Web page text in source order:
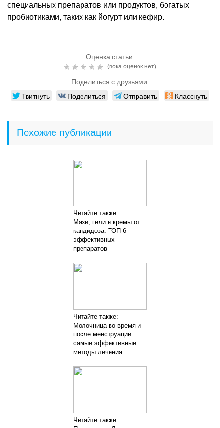
специальных препаратов или продуктов, богатых
пробиотиками, таких как йогурт или кефир.
Оценка статьи:
(пока оценок нет)
Поделиться с друзьями:
Твитнуть Поделиться Отправить Класснуть
Похожие публикации
Читайте также:
Мази, гели и кремы от
кандидоза: ТОП-6
эффективных
препаратов
Читайте также:
Молочница во время и
после менструации:
самые эффективные
методы лечения
Читайте также: